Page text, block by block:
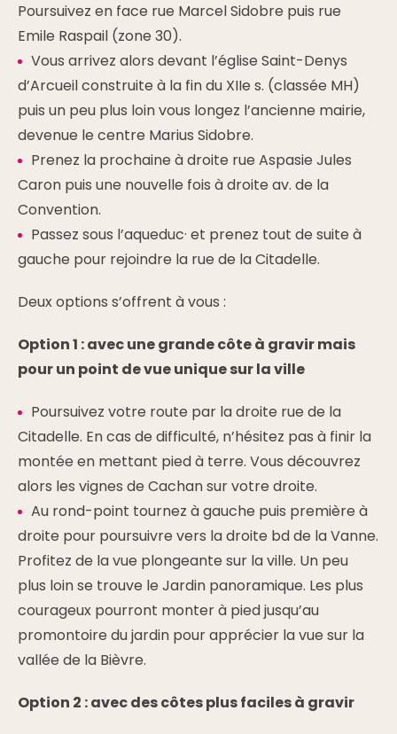
Poursuivez en face rue Marcel Sidobre puis rue
Emile Raspail (zone 30).
Vous arrivez alors devant l’église Saint-Denys
d’Arcueil construite à la fin du XIIe s. (classée MH)
puis un peu plus loin vous longez l’ancienne mairie,
devenue le centre Marius Sidobre.
Prenez la prochaine à droite rue Aspasie Jules
Caron puis une nouvelle fois à droite av. de la
Convention.
Passez sous l’aqueduc· et prenez tout de suite à
gauche pour rejoindre la rue de la Citadelle.
Deux options s’offrent à vous :
Option 1 : avec une grande côte à gravir mais
pour un point de vue unique sur la ville
Poursuivez votre route par la droite rue de la
Citadelle. En cas de difficulté, n’hésitez pas à finir la
montée en mettant pied à terre. Vous découvrez
alors les vignes de Cachan sur votre droite.
Au rond-point tournez à gauche puis première à
droite pour poursuivre vers la droite bd de la Vanne.
Profitez de la vue plongeante sur la ville. Un peu
plus loin se trouve le Jardin panoramique. Les plus
courageux pourront monter à pied jusqu’au
promontoire du jardin pour apprécier la vue sur la
vallée de la Bièvre.
Option 2 : avec des côtes plus faciles à gravir